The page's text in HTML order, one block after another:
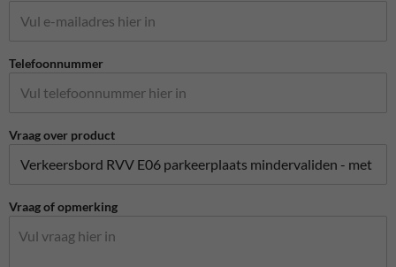
Telefoonnummer
Vraag over product
Vraag of opmerking